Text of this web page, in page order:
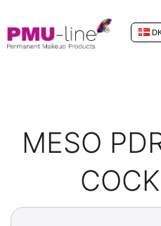
MESO